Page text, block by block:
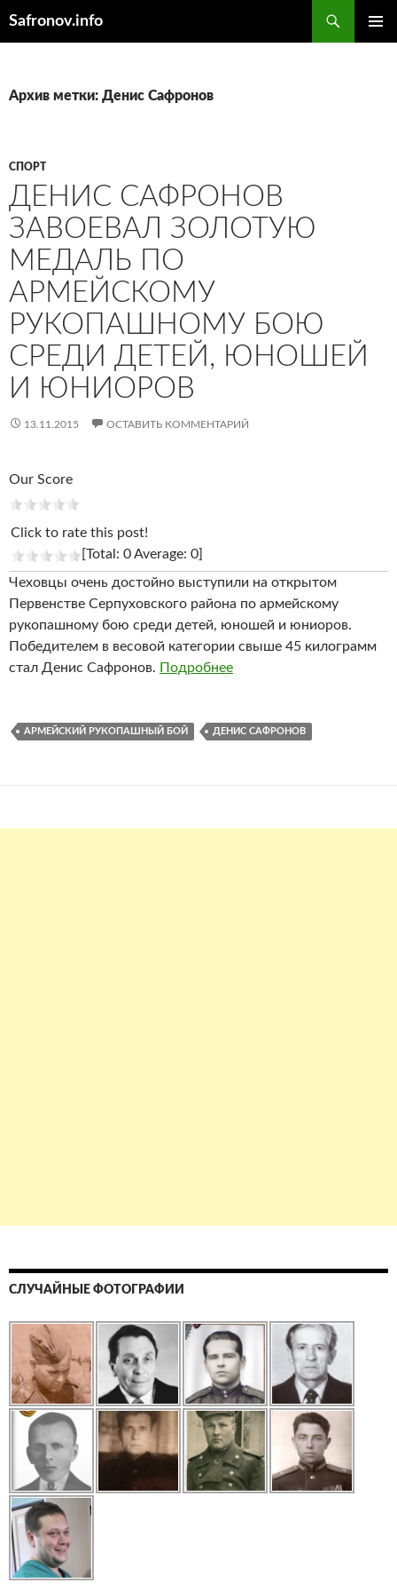
Safronov.info
Архив метки: Денис Сафронов
СПОРТ
ДЕНИС САФРОНОВ
ЗАВОЕВАЛ ЗОЛОТУЮ
МЕДАЛЬ ПО
АРМЕЙСКОМУ
РУКОПАШНОМУ БОЮ
СРЕДИ ДЕТЕЙ, ЮНОШЕЙ
И ЮНИОРОВ
13.11.2015 ОСТАВИТЬ КОММЕНТАРИЙ
Our Score
Click to rate this post!
[Total: 0 Average: 0]
Чеховцы очень достойно выступили на открытом
Первенстве Серпуховского района по армейскому
рукопашному бою среди детей, юношей и юниоров.
Победителем в весовой категории свыше 45 килограмм
стал Денис Сафронов. Подробнее
АРМЕЙСКИЙ РУКОПАШНЫЙ БОЙ ДЕНИС САФРОНОВ
СЛУЧАЙНЫЕ ФОТОГРАФИИ